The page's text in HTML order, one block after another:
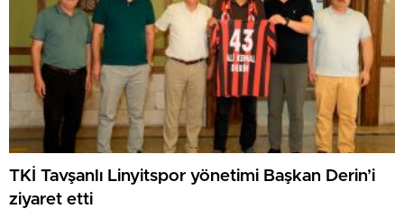
TKİ Tavşanlı Linyitspor yönetimi Başkan Derin’i
ziyaret etti